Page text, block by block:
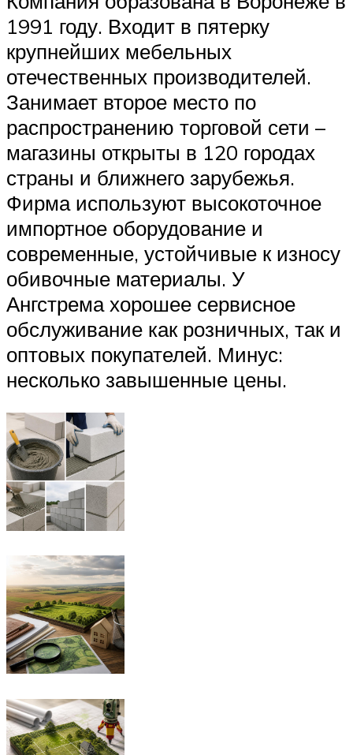
1991 году. Входит в пятерку
крупнейших мебельных
отечественных производителей.
Занимает второе место по
распространению торговой сети –
магазины открыты в 120 городах
страны и ближнего зарубежья.
Фирма используют высокоточное
импортное оборудование и
современные, устойчивые к износу
обивочные материалы. У
Ангстрема хорошее сервисное
обслуживание как розничных, так и
оптовых покупателей. Минус:
несколько завышенные цены.